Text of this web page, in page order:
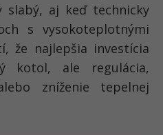
slabý, aj keď technicky
s vysokoteplotnými
že najlepšia investícia
kotol, ale regulácia,
zníženie tepelnej